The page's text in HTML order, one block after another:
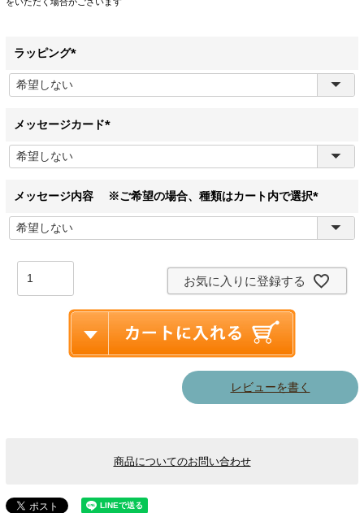
ラッピング
(
必
)
メッセージカード
(
メッセージ内容 ※ご希望の場合、種類はカート内で選択
(
)
お気に入りに登録する
レビューを書く
商品についてのお問い合わせ